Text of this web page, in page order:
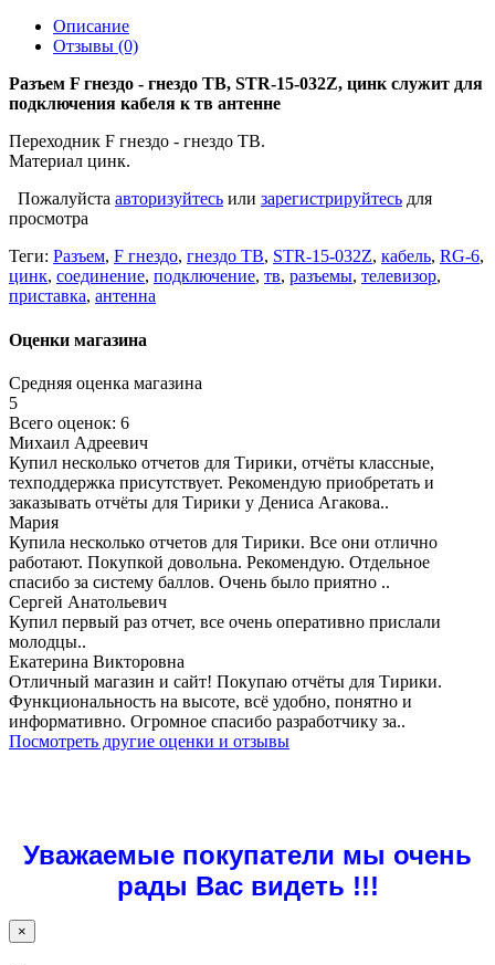
Описание
Отзывы (0)
Разъем F гнездо - гнездо ТВ, STR-15-032Z, цинк служит для
подключения кабеля к тв антенне
Переходник F гнездо - гнездо ТВ.
Материал цинк.
Пожалуйста авторизуйтесь или зарегистрируйтесь для
просмотра
Теги: Разъем, F гнездо, гнездо ТВ, STR-15-032Z, кабель, RG-6,
цинк, соединение, подключение, тв, разъемы, телевизор,
приставка, антенна
Оценки магазина
Средняя оценка магазина
5
Всего оценок: 6
Михаил Адреевич
Купил несколько отчетов для Тирики, отчёты классные,
техподдержка присутствует. Рекомендую приобретать и
заказывать отчёты для Тирики у Дениса Агакова..
Мария
Купила несколько отчетов для Тирики. Все они отлично
работают. Покупкой довольна. Рекомендую. Отдельное
спасибо за систему баллов. Очень было приятно ..
Сергей Анатольевич
Купил первый раз отчет, все очень оперативно прислали
молодцы..
Екатерина Викторовна
Отличный магазин и сайт! Покупаю отчёты для Тирики.
Функциональность на высоте, всё удобно, понятно и
информативно. Огромное спасибо разработчику за..
Посмотреть другие оценки и отзывы
Уважаемые покупатели мы очень
рады Вас видеть !!!
×